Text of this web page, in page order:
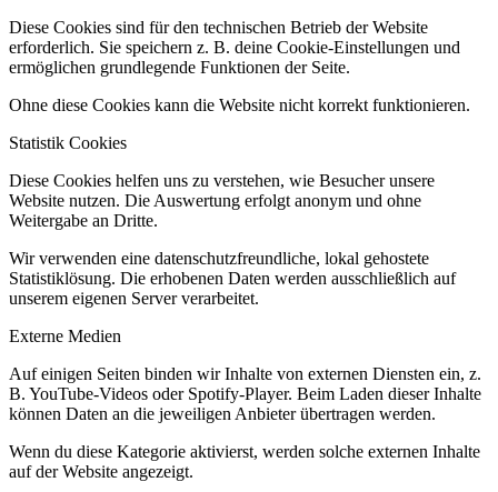
Diese Cookies sind für den technischen Betrieb der Website
erforderlich. Sie speichern z. B. deine Cookie-Einstellungen und
ermöglichen grundlegende Funktionen der Seite.
Ohne diese Cookies kann die Website nicht korrekt funktionieren.
Statistik Cookies
Diese Cookies helfen uns zu verstehen, wie Besucher unsere
Website nutzen. Die Auswertung erfolgt anonym und ohne
Weitergabe an Dritte.
Wir verwenden eine datenschutzfreundliche, lokal gehostete
Statistiklösung. Die erhobenen Daten werden ausschließlich auf
unserem eigenen Server verarbeitet.
Externe Medien
Auf einigen Seiten binden wir Inhalte von externen Diensten ein, z.
B. YouTube-Videos oder Spotify-Player. Beim Laden dieser Inhalte
können Daten an die jeweiligen Anbieter übertragen werden.
Wenn du diese Kategorie aktivierst, werden solche externen Inhalte
auf der Website angezeigt.